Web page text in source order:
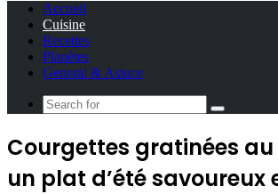
Accueil
Cuisine
Recettes
Planètes
General & Astuce
Search
Courgettes gratinées
un plat d’été savoureux